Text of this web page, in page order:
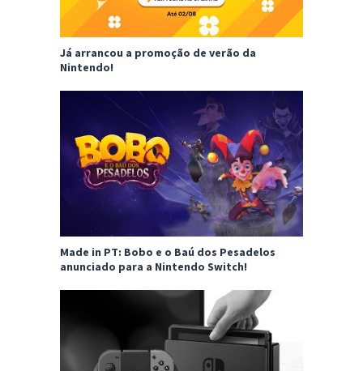
Já arrancou a promoção de verão da
Nintendo!
Made in PT: Bobo e o Baú dos Pesadelos
anunciado para a Nintendo Switch!